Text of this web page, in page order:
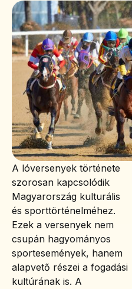
A lóversenyek története
szorosan kapcsolódik
Magyarország kulturális
és sporttörténelméhez.
Ezek a versenyek nem
csupán hagyományos
sportesemények, hanem
alapvető részei a fogadási
kultúrának is. A